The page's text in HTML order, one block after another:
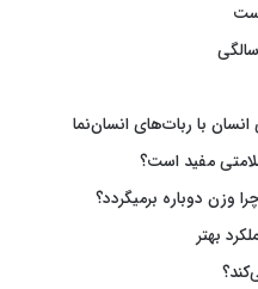
با ربات‌های انسان‌نما
مفید است؟
وزن دوباره برمیگردد؟
بهتر